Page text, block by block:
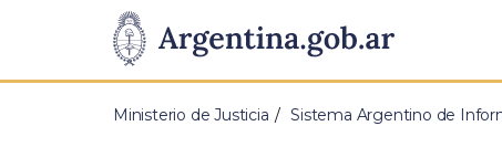
Presidencia
de
Pasar al contenido principal
Ministerio de Justicia Sistema Argentino de